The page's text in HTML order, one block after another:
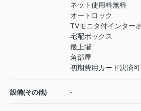
ネット使用料無料
オートロック
TVモニタ付インター
宅配ボックス
最上階
角部屋
初期費用カード決済可
設備(その他) -